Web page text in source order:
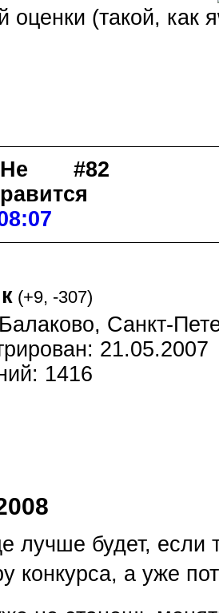
оценки (такой, как я
#82
(+9, -307)
Санкт-
21.05.2007
1416
лучше будет, если
конкурса, а уже